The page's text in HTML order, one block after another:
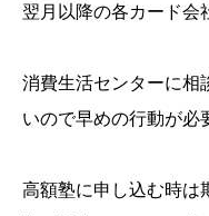
翌月以降の各カード会
消費生活センターに相
いので早めの行動が必
高額塾に申し込む時は